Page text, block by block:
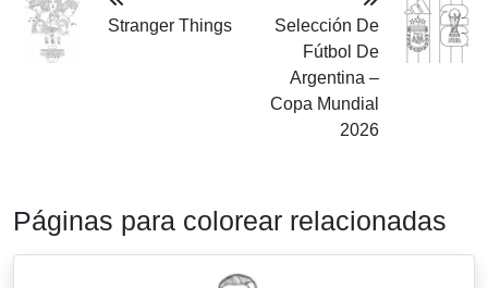
Stranger Things
Selección De
Fútbol De
Argentina –
Copa Mundial
2026
Páginas para colorear relacionadas